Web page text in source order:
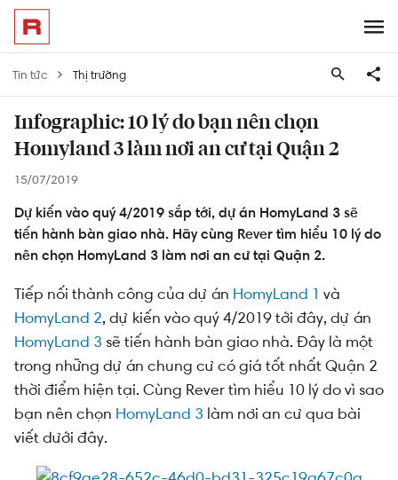
Tin tức Thị trường
Infographic: 10 lý do bạn nên chọn
Homyland 3 làm nơi an cư tại Quận 2
15/07/2019
Dự kiến vào quý 4/2019 sắp tới, dự án HomyLand 3 sẽ
tiến hành bàn giao nhà. Hãy cùng Rever tìm hiểu 10 lý do
nên chọn HomyLand 3 làm nơi an cư tại Quận 2.
Tiếp nối thành công của dự án HomyLand 1 và
HomyLand 2, dự kiến vào quý 4/2019 tới đây, dự án
HomyLand 3 sẽ tiến hành bàn giao nhà. Đây là một
trong những dự án chung cư có giá tốt nhất Quận 2
thời điểm hiện tại. Cùng Rever tìm hiểu 10 lý do vì sao
bạn nên chọn HomyLand 3 làm nơi an cư qua bài
viết dưới đây.